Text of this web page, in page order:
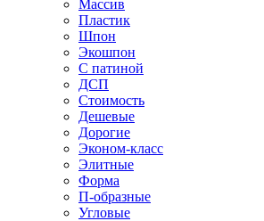
Массив
Пластик
Шпон
Экошпон
С патиной
ДСП
Стоимость
Дешевые
Дорогие
Эконом-класс
Элитные
Форма
П-образные
Угловые